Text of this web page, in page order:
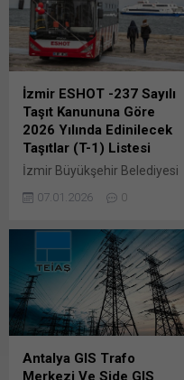
Kira Endeksi’ni ilk kez
açıklamaya başlarken; buna
göre kiralar ocakta yüzde
3,5 artış kaydetti. Türkiye’de
konutların kalite etkisinden...
İzmir ESHOT -237 Sayılı
Taşıt Kanununa Göre
2026 Yılında Edinilecek
Taşıtlar (T-1) Listesi
İzmir Büyükşehir Belediyesi
Müdürlüğü’nce hazırlanan
Kitapçığından derlenen
bilgilere göre, 237 Sayili
Taşıt Kanununa Göre 2026
Yılında Edinilecek Taşıtlar (T-
1) Bunu paylaş: X'te
paylaşmak için tıklayın (Yeni
pencerede açılır) X Linkedln
üzerinden paylaşmak için
07.01.2026 0
Antalya GIS Trafo
Merkezi Ve Side GIS